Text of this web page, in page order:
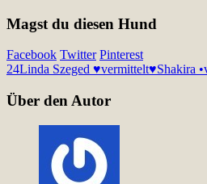
Magst du diesen Hund
Facebook Twitter Pinterest
24Linda Szeged ♥vermittelt♥Shakira
Über den Autor